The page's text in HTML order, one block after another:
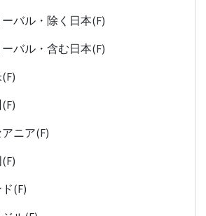
バル・除く日本(F)
バル・含む日本(F)
ニア(F)
(F)